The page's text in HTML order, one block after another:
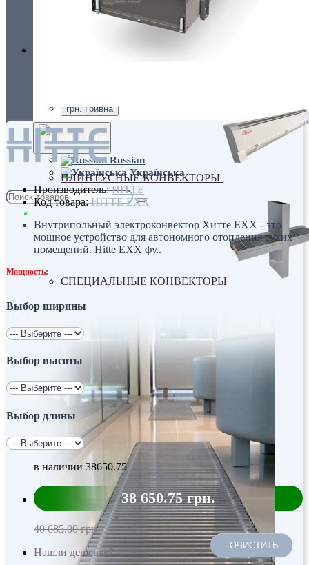
Украина, г.Киев. ул. Кирилловская,160А
грн. Гривна
Язык
Russian
Українська
ПЛИНТУСНЫЕ КОНВЕКТОРЫ
СПЕЦИАЛЬНЫЕ КОНВЕКТОРЫ
Производитель:HITTE
Код товара:HITTE EXX
Внутрипольный электроконвектор Хитте EXX - это
мощное устройство для автономного отопления сухих
помещений. Hitte EXX фу..
Мощность:
Выбор ширины
Выбор высоты
Выбор длины
в наличии 38650.75
38 650.75 грн.
40 685.00 грн.
Нашли дешевле?
ОЧИСТИТЬ